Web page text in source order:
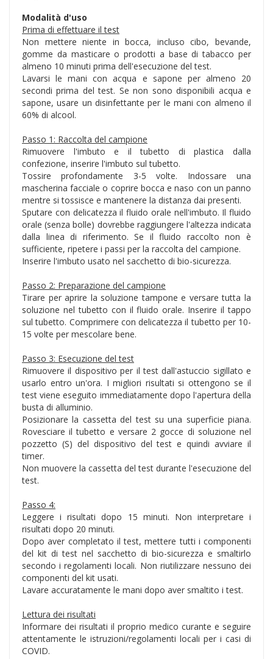
Modalità d'uso
Prima di effettuare il test
Non mettere niente in bocca, incluso cibo, bevande,
gomme da masticare o prodotti a base di tabacco per
almeno 10 minuti prima dell'esecuzione del test.
Lavarsi le mani con acqua e sapone per almeno 20
secondi prima del test. Se non sono disponibili acqua e
sapone, usare un disinfettante per le mani con almeno il
60% di alcool.
Passo 1: Raccolta del campione
Rimuovere l'imbuto e il tubetto di plastica dalla
confezione, inserire l'imbuto sul tubetto.
Tossire profondamente 3-5 volte. Indossare una
mascherina facciale o coprire bocca e naso con un panno
mentre si tossisce e mantenere la distanza dai presenti.
Sputare con delicatezza il fluido orale nell'imbuto. Il fluido
orale (senza bolle) dovrebbe raggiungere l'altezza indicata
dalla linea di riferimento. Se il fluido raccolto non è
sufficiente, ripetere i passi per la raccolta del campione.
Inserire l'imbuto usato nel sacchetto di bio-sicurezza.
Passo 2: Preparazione del campione
Tirare per aprire la soluzione tampone e versare tutta la
soluzione nel tubetto con il fluido orale. Inserire il tappo
sul tubetto. Comprimere con delicatezza il tubetto per 10-
15 volte per mescolare bene.
Passo 3: Esecuzione del test
Rimuovere il dispositivo per il test dall'astuccio sigillato e
usarlo entro un'ora. I migliori risultati si ottengono se il
test viene eseguito immediatamente dopo l'apertura della
busta di alluminio.
Posizionare la cassetta del test su una superficie piana.
Rovesciare il tubetto e versare 2 gocce di soluzione nel
pozzetto (S) del dispositivo del test e quindi avviare il
timer.
Non muovere la cassetta del test durante l'esecuzione del
test.
Passo 4:
Leggere i risultati dopo 15 minuti. Non interpretare i
risultati dopo 20 minuti.
Dopo aver completato il test, mettere tutti i componenti
del kit di test nel sacchetto di bio-sicurezza e smaltirlo
secondo i regolamenti locali. Non riutilizzare nessuno dei
componenti del kit usati.
Lavare accuratamente le mani dopo aver smaltito i test.
Lettura dei risultati
Informare dei risultati il proprio medico curante e seguire
attentamente le istruzioni/regolamenti locali per i casi di
COVID.